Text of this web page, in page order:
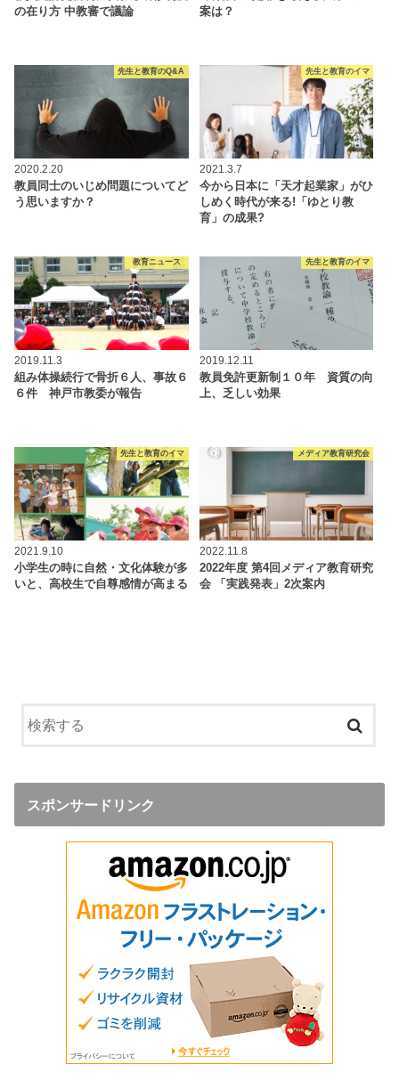
の在り方 中教審で議論
案は？
先生と教育のQ&A
2020.2.20
教員同士のいじめ問題についてど
う思いますか？
先生と教育のイマ
2021.3.7
今から日本に「天才起業家」がひ
しめく時代が来る!「ゆとり教
育」の成果?
教育ニュース
2019.11.3
組み体操続行で骨折６人、事故６
６件 神戸市教委が報告
先生と教育のイマ
2019.12.11
教員免許更新制１０年 資質の向
上、乏しい効果
先生と教育のイマ
2021.9.10
小学生の時に自然・文化体験が多
いと、高校生で自尊感情が高まる
メディア教育研究会
2022.11.8
2022年度 第4回メディア教育研究
会 「実践発表」2次案内
スポンサードリンク